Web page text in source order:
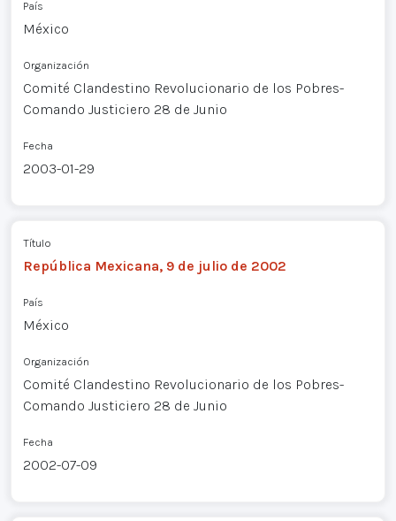
País
México
Organización
Comité Clandestino Revolucionario de los Pobres-
Comando Justiciero 28 de Junio
Fecha
2003-01-29
Título
República Mexicana, 9 de julio de 2002
País
México
Organización
Comité Clandestino Revolucionario de los Pobres-
Comando Justiciero 28 de Junio
Fecha
2002-07-09